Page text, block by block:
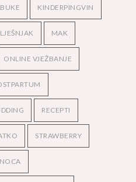
KINDERPINGVIN
LJEŠNJAK MAK
ONLINE VJEŽBANJE
RECEPTI
STRAWBERRY